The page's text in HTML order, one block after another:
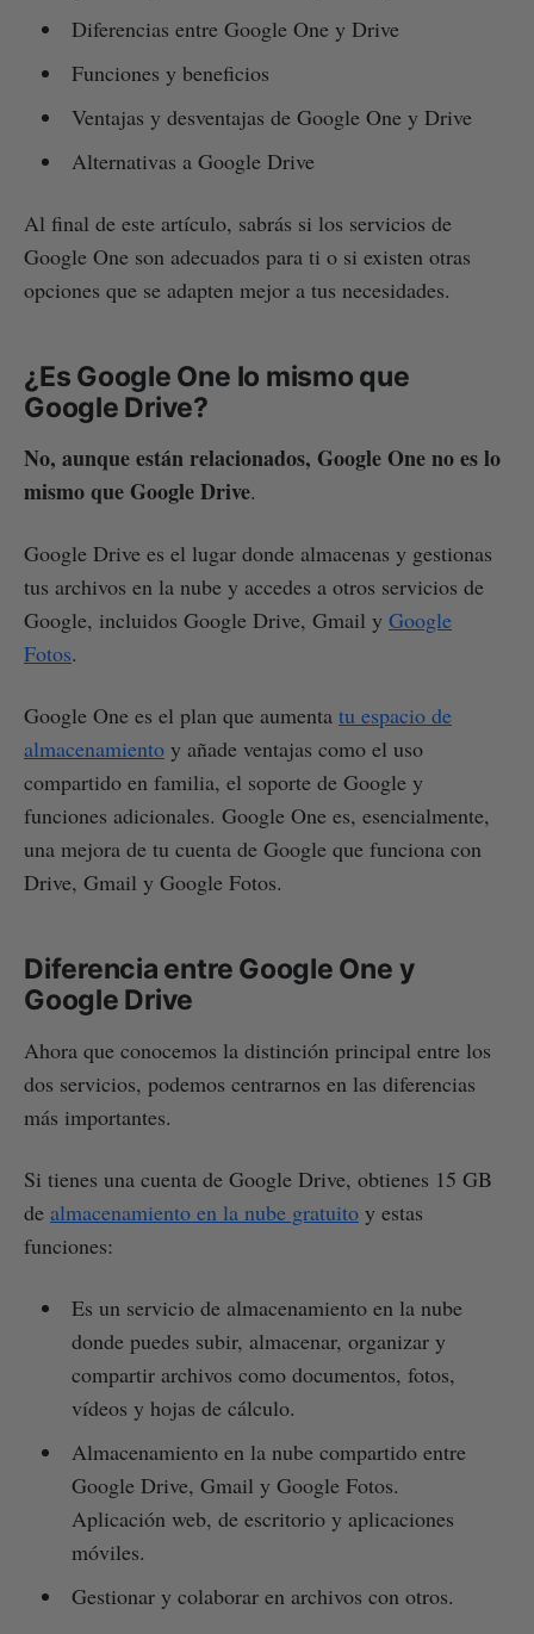
Diferencias entre Google One y Drive
Funciones y beneficios
Ventajas y desventajas de Google One y Drive
Alternativas a Google Drive
Al final de este artículo, sabrás si los servicios de
Google One son adecuados para ti o si existen otras
opciones que se adapten mejor a tus necesidades.
¿Es Google One lo mismo que
Google Drive?
No, aunque están relacionados, Google One no es lo
mismo que Google Drive.
Google Drive es el lugar donde almacenas y gestionas
tus archivos en la nube y accedes a otros servicios de
Google, incluidos Google Drive, Gmail y Google
Fotos.
Google One es el plan que aumenta tu espacio de
almacenamiento y añade ventajas como el uso
compartido en familia, el soporte de Google y
funciones adicionales. Google One es, esencialmente,
una mejora de tu cuenta de Google que funciona con
Drive, Gmail y Google Fotos.
Diferencia entre Google One y
Google Drive
Ahora que conocemos la distinción principal entre los
dos servicios, podemos centrarnos en las diferencias
más importantes.
Si tienes una cuenta de Google Drive, obtienes 15 GB
de almacenamiento en la nube gratuito y estas
funciones:
Es un servicio de almacenamiento en la nube
donde puedes subir, almacenar, organizar y
compartir archivos como documentos, fotos,
vídeos y hojas de cálculo.
Almacenamiento en la nube compartido entre
Google Drive, Gmail y Google Fotos.
Aplicación web, de escritorio y aplicaciones
móviles.
Gestionar y colaborar en archivos con otros.